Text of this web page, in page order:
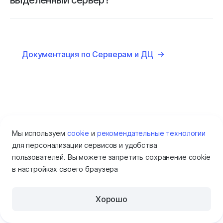
Документация по Серверам и ДЦ
Получить консультацию
Корпоративным клиентам
Мы используемcookie и рекомендательные технологии
для персонализации сервисов и удобства
пользователей. Вы можете запретить сохранение cookie
в настройках своего браузера
Хорошо